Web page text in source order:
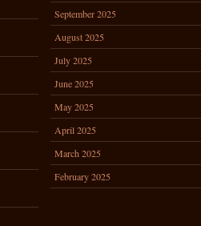
September 2025
August 2025
July 2025
June 2025
May 2025
April 2025
March 2025
February 2025